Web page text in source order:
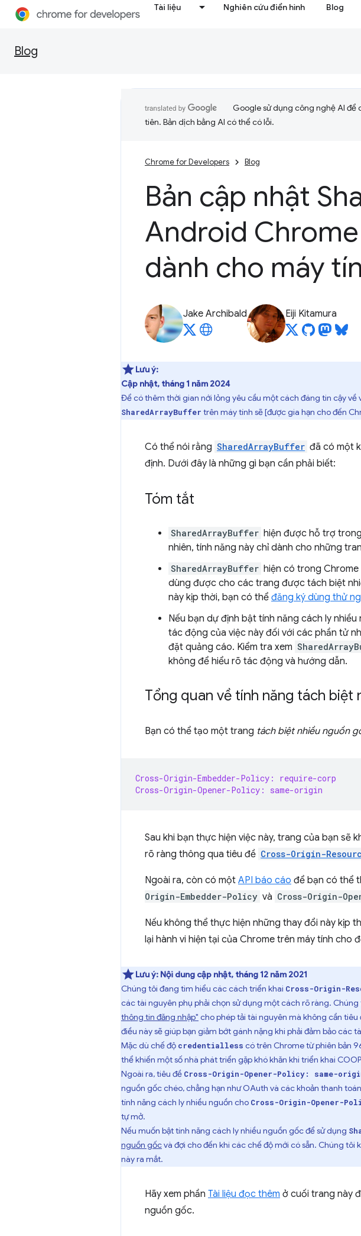
Tài liệu Nghiên cứu điển hình Blog
Blog
Google sử dụng công nghệ AI để
tiên. Bản dịch bằng AI có thể có lỗi.
Chrome for Developers Blog
Bản cập nhật
Android
dành cho máy
Jake Archibald Eiji Kitamura
Lưu ý:
Cập nhật, tháng 1 năm 2024
Để có thêm thời gian nới lỏng yêu cầu một cách đáng tin cậy
SharedArrayBuffer trên máy tính sẽ [được gia hạn cho đến
Có thể nói rằng SharedArrayBuffer đã có một
định. Dưới đây là những gì bạn cần phải biết:
Tóm tắt
SharedArrayBuffer hiện được hỗ trợ
nhiên, tính năng này chỉ dành cho những
SharedArrayBuffer hiện có trong
dùng được cho các trang được tách biệt
này kịp thời, bạn có thể đăng ký dùng thử
Nếu bạn dự định bật tính năng cách ly
tác động của việc này đối với các phần tử
đặt quảng cáo. Kiểm tra xem
không để hiểu rõ tác động và hướng dẫn.
Tổng quan về tính năng tách biệt
Bạn có thể tạo một trang tách biệt nhiều nguồn
Cross-Origin-Embedder-Policy: require-corp
Cross-Origin-Opener-Policy: same-origin
Sau khi bạn thực hiện việc này, trang của bạn sẽ
rõ ràng thông qua tiêu đề Cross-Origin-
Ngoài ra, còn có một API báo cáo để bạn có thể
Origin-Embedder-Policy và Cross-Origin-
Nếu không thể thực hiện những thay đổi này kịp
lại hành vi hiện tại của Chrome trên máy tính cho
Lưu ý: Nội dung cập nhật, tháng 12 năm 2021
Chúng tôi đang tìm hiểu các cách triển khai Cross-Origin-
các tài nguyên phụ phải chọn sử dụng một cách rõ ràng.
thông tin đăng nhập" cho phép tải tài nguyên mà không cần
điều này sẽ giúp bạn giảm bớt gánh nặng khi phải đảm bảo các
Mặc dù chế độ credentialless có trên Chrome từ phiên bản
thể khiến một số nhà phát triển gặp khó khăn khi triển khai
Ngoài ra, tiêu đề Cross-Origin-Opener-Policy: same-
nguồn gốc chéo, chẳng hạn như OAuth và các khoản thanh
tính năng cách ly nhiều nguồn cho Cross-Origin-Opener-
tự mở.
Nếu muốn bật tính năng cách ly nhiều nguồn gốc để sử dụng
nguồn gốcvà đợi cho đến khi các chế độ mới có sẵn. Chúng
này ra mắt.
Hãy xem phần Tài liệu đọc thêm ở cuối trang này
nguồn gốc.